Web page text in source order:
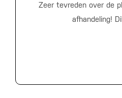
Zeer tevreden over de
afhandeling!